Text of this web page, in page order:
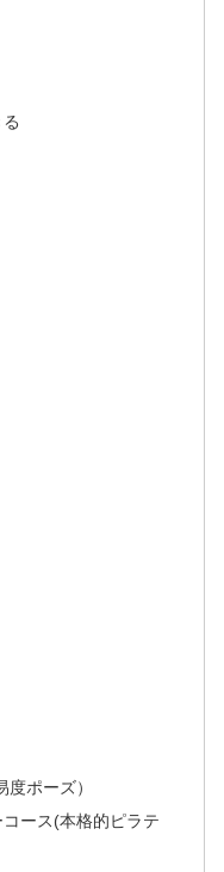
ポーズ）
ース(本格的ピラテ